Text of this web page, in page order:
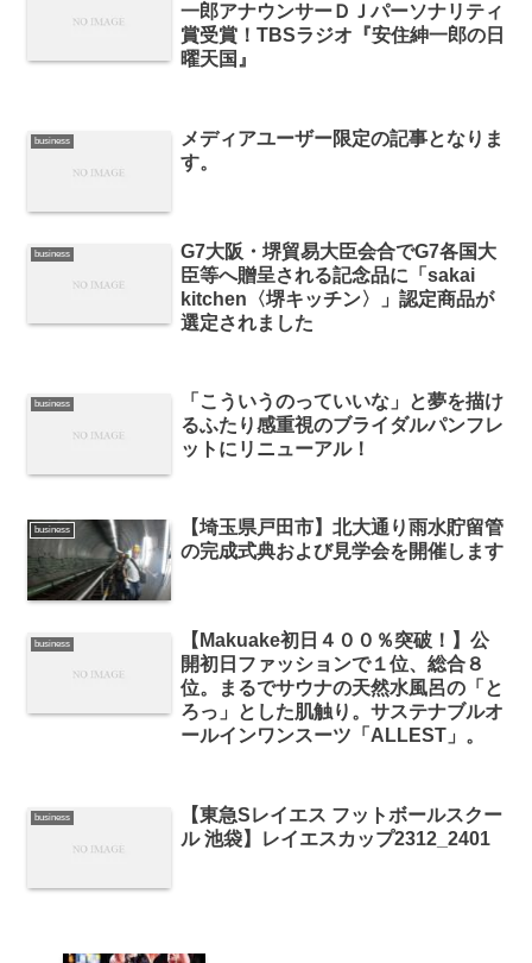
一郎アナウンサーＤＪパーソナリティ
賞受賞！TBSラジオ『安住紳一郎の日
曜天国』
business
メディアユーザー限定の記事となりま
す。
business
G7大阪・堺貿易大臣会合でG7各国大
臣等へ贈呈される記念品に「sakai
kitchen〈堺キッチン〉」認定商品が
選定されました
business
「こういうのっていいな」と夢を描け
るふたり感重視のブライダルパンフレ
ットにリニューアル！
business
【埼玉県戸田市】北大通り雨水貯留管
の完成式典および見学会を開催します
business
【Makuake初日４００％突破！】公
開初日ファッションで１位、総合８
位。まるでサウナの天然水風呂の「と
ろっ」とした肌触り。サステナブルオ
ールインワンスーツ「ALLEST」。
business
【東急Sレイエス フットボールスクー
ル 池袋】レイエスカップ2312_2401